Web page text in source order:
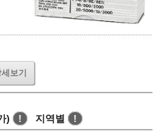
보기
) ! 지역별 !